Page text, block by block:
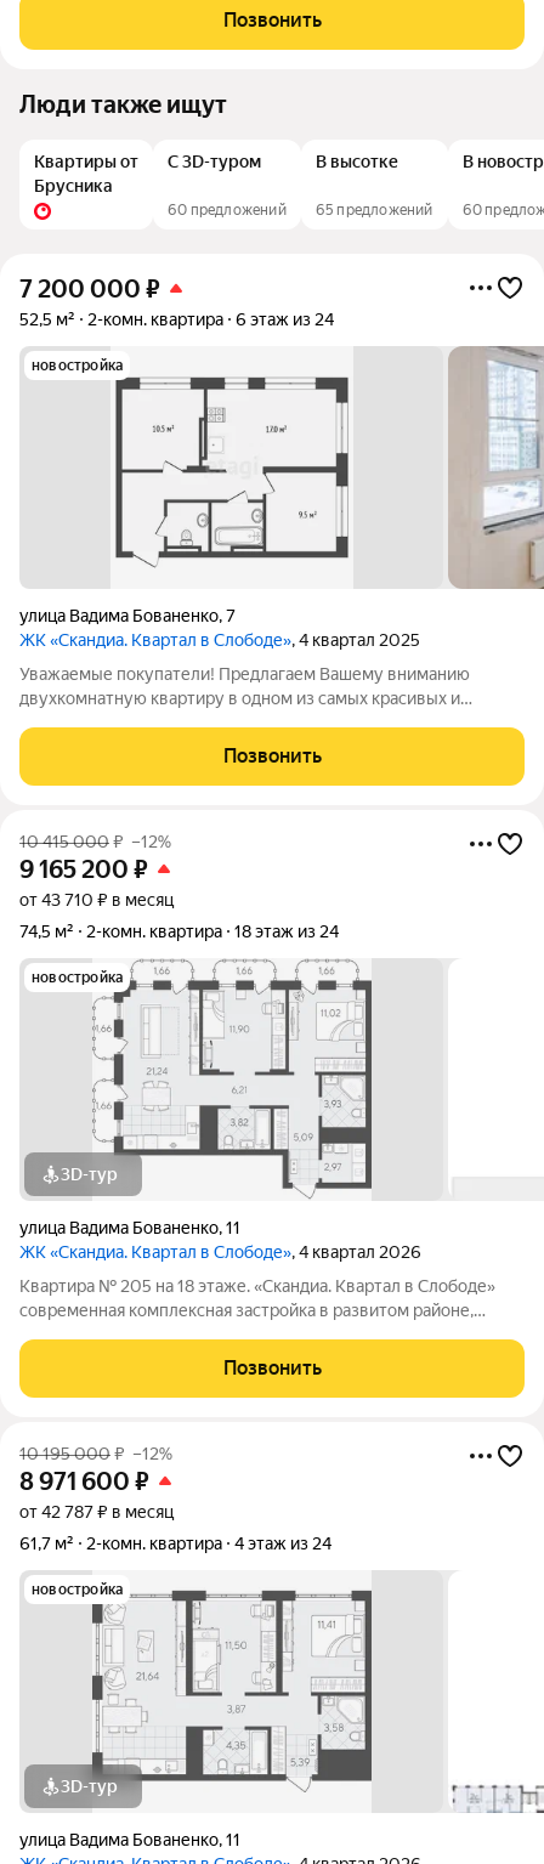
многоуровневых паркингов. Доминантами проекта станут две
24-этажные секции. Квартал
Позвонить
Люди также ищут
Квартиры от
Брусника
С 3D-туром
60 предложений
В высотке
65 предложений
В
60
7 200 000 ₽
52,5 м² 2-комн. квартира 6 этаж из 24
новостройка
улица Вадима Бованенко,7
ЖК «Скандиа. Квартал в Слободе», 4 квартал 2025
Уважаемые покупатели! Предлагаем Вашему вниманию
двухкомнатную квартиру в одном из самых красивых и
В Слободе"! О КВАРТИРЕ: планировка 2+ с просторной и очень
светлой кухней-гостиной, двумя
Позвонить
10 415 000₽ –12%
9 165 200 ₽
от 43 710 ₽ в месяц
74,5 м²
2-комн. квартира 18 этаж из 24
новостройка
3D-тур
улица Вадима Бованенко,11
ЖК «Скандиа. Квартал в Слободе», 4 квартал 2026
Квартира № 205 на 18 этаже. «Скандиа. Квартал в Слободе»
современная комплексная застройка в развитом районе,
многоуровневых паркингов. Доминантами проекта станут две
24-этажные секции. Квартал
Позвонить
10 195 000₽ –12%
8 971 600 ₽
от 42 787 ₽ в месяц
61,7 м²
2-комн. квартира 4 этаж из 24
новостройка
3D-тур
улица Вадима Бованенко,11